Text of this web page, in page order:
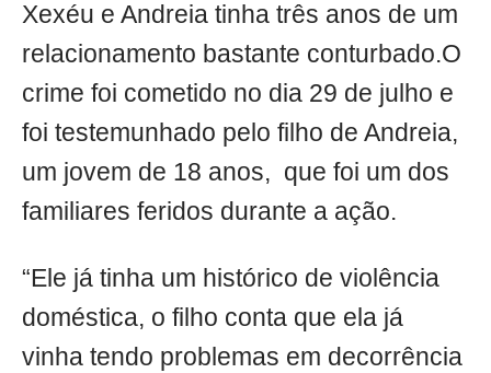
Xexéu e Andreia tinha três anos de um
relacionamento bastante conturbado.O
crime foi cometido no dia 29 de julho e
foi testemunhado pelo filho de Andreia,
um jovem de 18 anos, que foi um dos
familiares feridos durante a ação.
“Ele já tinha um histórico de violência
doméstica, o filho conta que ela já
vinha tendo problemas em decorrência